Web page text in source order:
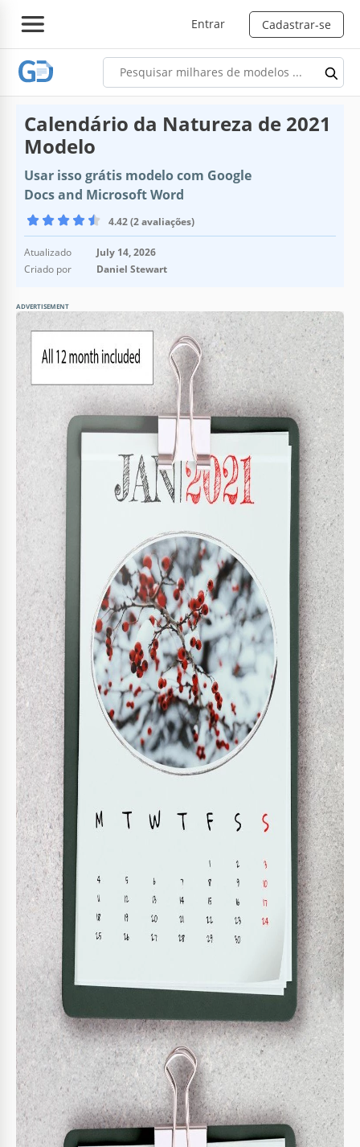
Entrar Cadastrar-se
Calendário da Natureza de 2021
Modelo
Usar isso grátis modelo com Google
Docs and Microsoft Word
4.42 (2 avaliações)
Atualizado
July 14, 2026
Criado por
Daniel Stewart
ADVERTISEMENT